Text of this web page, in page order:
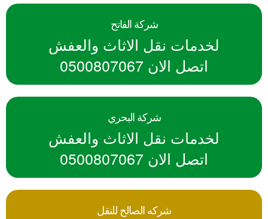
شركة الفاتح
لخدمات نقل الاثاث والعفش
اتصل الان 0500807067
شركة البحري
لخدمات نقل الاثاث والعفش
اتصل الان 0500807067
شركه الصالح للنقل